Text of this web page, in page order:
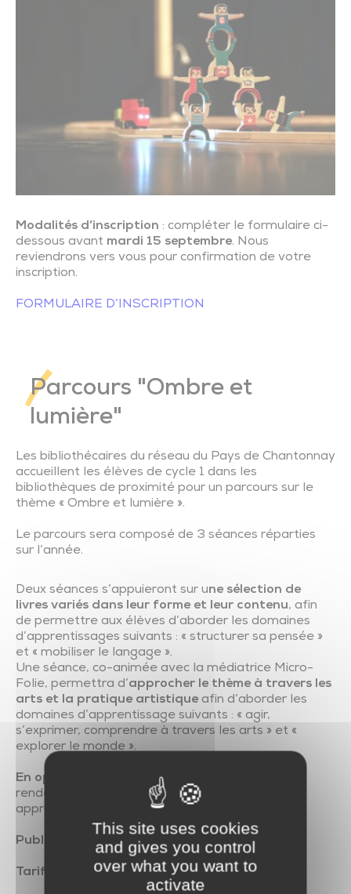
Modalités d’inscription : compléter le formulaire ci-
dessous avant mardi 15 septembre. Nous
reviendrons vers vous pour confirmation de votre
inscription.
FORMULAIRE D’INSCRIPTION
Parcours "Ombre et
lumière"
Les bibliothécaires du réseau du Pays de Chantonnay
accueillent les élèves de cycle 1 dans les
bibliothèques de proximité pour un parcours sur le
thème « Ombre et lumière ».
Le parcours sera composé de 3 séances réparties
sur l’année.
Deux séances s’appuieront sur une sélection de
livres variés dans leur forme et leur contenu, afin
de permettre aux élèves d’aborder les domaines
d’apprentissages suivants : « structurer sa pensée »
et « mobiliser le langage ».
Une séance, co-animée avec la médiatrice Micro-
Folie, permettra d’approcher le thème à travers les
arts et la pratique artistique afin d’aborder les
domaines d’apprentissage suivants : « agir,
s’exprimer, comprendre à travers les arts » et «
explorer le monde ».
En option et pour aller encore plus loin
rendez-vous pour visiter la Micro-Folie et
approfondir la découverte d’œuvres.
Public : élèves de cycle 1
Tarif : gratuit
This site uses cookies
and gives you control
over what you want to
activate